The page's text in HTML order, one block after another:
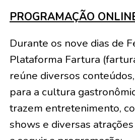
PROGRAMAÇÃO
Durante os nove dias de
Plataforma Fartura
reúne diversos
para a cultura
trazem entretenimento,
shows e diversas